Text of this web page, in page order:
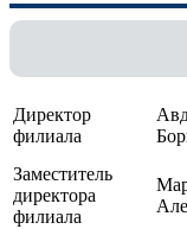
Директор
филиала
Заместитель
директора
филиала